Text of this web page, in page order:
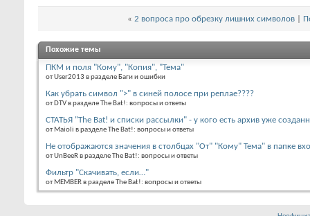
« 2 вопроса про обрезку лишних символов
Похожие темы
ПКМ и поля "Кому", "Копия", "Тема"
от User2013 в разделе Баги и ошибки
Как убрать символ ">" в синей полосе при реплае????
от DTV в разделе The Bat!: вопросы и ответы
СТАТЬЯ "The Bat! и списки рассылки" - у кого есть архив уже
от Maioli в разделе The Bat!: вопросы и ответы
Не отображаются значения в столбцах "От" "Кому" Тема" в папке
от UnBeeR в разделе The Bat!: вопросы и ответы
Фильтр "Скачивать, если…"
от MEMBER в разделе The Bat!: вопросы и ответы